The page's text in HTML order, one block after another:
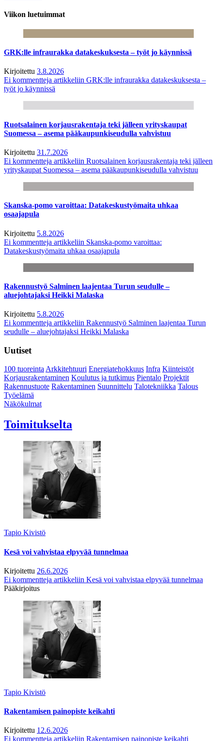
Viikon luetuimmat
GRK:lle infraurakka datakeskuksesta – työt jo käynnissä
Kirjoitettu 3.8.2026
Ei kommentteja artikkeliin GRK:lle infraurakka datakeskuksesta –
työt jo käynnissä
Ruotsalainen korjausrakentaja teki jälleen yrityskaupat
Suomessa – asema pääkaupunkiseudulla vahvistuu
Kirjoitettu 31.7.2026
Ei kommentteja artikkeliin Ruotsalainen korjausrakentaja teki jälleen
yrityskaupat Suomessa – asema pääkaupunkiseudulla vahvistuu
Skanska-pomo varoittaa: Datakeskustyömaita uhkaa
osaajapula
Kirjoitettu 5.8.2026
Ei kommentteja artikkeliin Skanska-pomo varoittaa:
Datakeskustyömaita uhkaa osaajapula
Rakennustyö Salminen laajentaa Turun seudulle –
aluejohtajaksi Heikki Malaska
Kirjoitettu 5.8.2026
Ei kommentteja artikkeliin Rakennustyö Salminen laajentaa Turun
seudulle – aluejohtajaksi Heikki Malaska
Uutiset
100 tuoreintaArkkitehtuuri Energiatehokkuus Infra Kiinteistöt
Korjausrakentaminen Koulutus ja tutkimus Pientalo Projektit
Rakennustuote Rakentaminen Suunnittelu Talotekniikka Talous
Työelämä
Näkökulmat
Toimitukselta
Tapio Kivistö
Kesä voi vahvistaa elpyvää tunnelmaa
Kirjoitettu 26.6.2026
Ei kommentteja artikkeliin Kesä voi vahvistaa elpyvää tunnelmaa
Pääkirjoitus
Tapio Kivistö
Rakentamisen painopiste keikahti
Kirjoitettu 12.6.2026
Ei kommentteja artikkeliin Rakentamisen painopiste keikahti